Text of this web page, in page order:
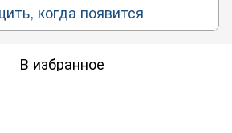
когда появится
В избранное